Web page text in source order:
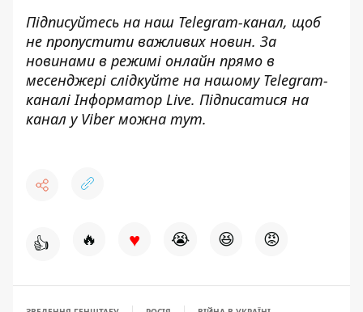
Підписуйтесь на наш Telegram-канал, щоб
не пропустити важливих новин. За
новинами в режимі онлайн прямо в
месенджері слідкуйте на нашому Telegram-
каналіІнформатор Live. Підписатися на
канал у Viber можна тут.
👍 🔥 ♥ 😭 😆 😡